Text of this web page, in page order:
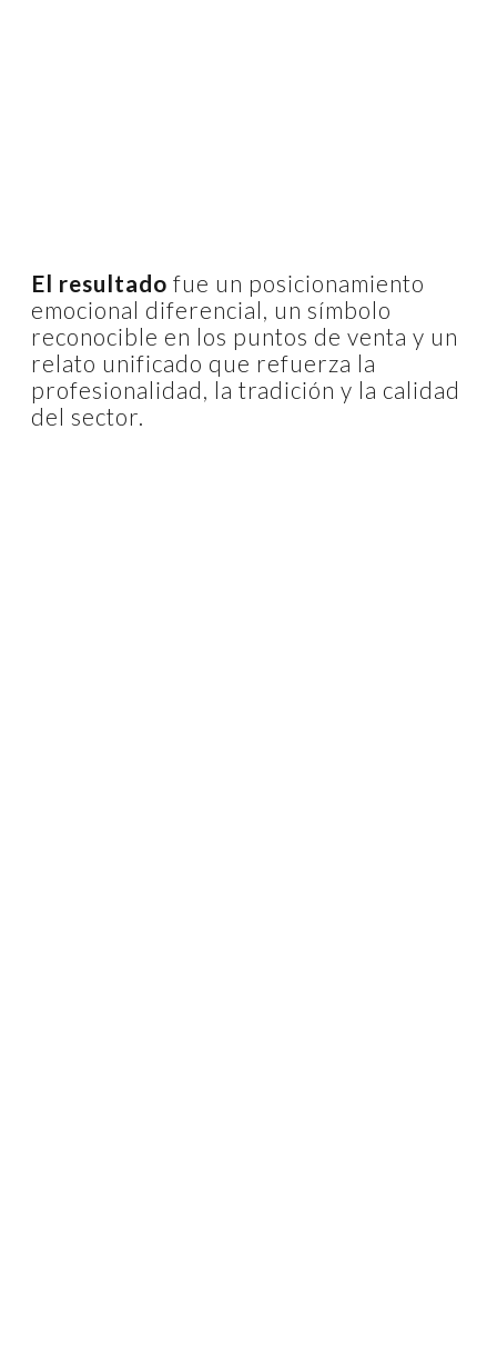
El resultado fue un posicionamiento
emocional diferencial, un símbolo
reconocible en los puntos de venta y un
relato unificado que refuerza la
profesionalidad, la tradición y la calidad
del sector.